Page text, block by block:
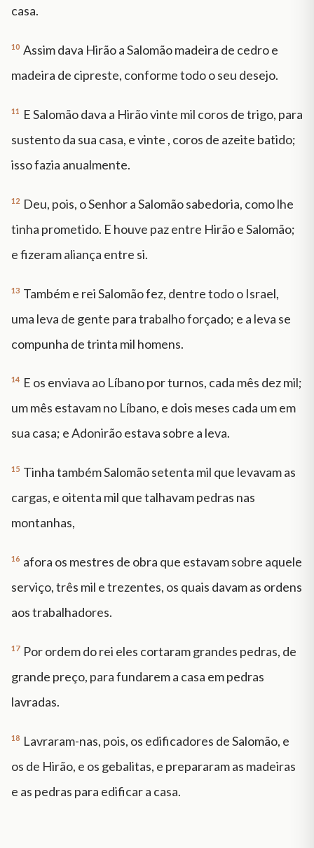
casa.
10 Assim dava Hirão a Salomão madeira de cedro e
madeira de cipreste, conforme todo o seu desejo.
11
E Salomão dava a Hirão vinte mil coros de trigo, para
sustento da sua casa, e vinte , coros de azeite batido;
isso fazia anualmente.
12 Deu, pois, o Senhor a Salomão sabedoria, como lhe
tinha prometido. E houve paz entre Hirão e Salomão;
e fizeram aliança entre si.
13 Também e rei Salomão fez, dentre todo o Israel,
uma leva de gente para trabalho forçado; e a leva se
compunha de trinta mil homens.
14 E os enviava ao Líbano por turnos, cada mês dez mil;
um mês estavam no Líbano, e dois meses cada um em
sua casa; e Adonirão estava sobre a leva.
15 Tinha também Salomão setenta mil que levavam as
cargas, e oitenta mil que talhavam pedras nas
montanhas,
16 afora os mestres de obra que estavam sobre aquele
serviço, três mil e trezentes, os quais davam as ordens
aos trabalhadores.
17 Por ordem do rei eles cortaram grandes pedras, de
grande preço, para fundarem a casa em pedras
lavradas.
18 Lavraram-nas, pois, os edificadores de Salomão, e
os de Hirão, e os gebalitas, e prepararam as madeiras
e as pedras para edificar a casa.